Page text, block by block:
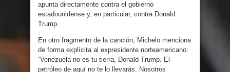
apunta directamente contra el gobierno
estadounidense y, en particular, contra Donald
Trump.
En otro fragmento de la canción, Michelo menciona
de forma explícita al expresidente norteamericano:
“Venezuela no es tu tierra, Donald Trump. El
petróleo de aquí no te lo llevarás. Nosotros